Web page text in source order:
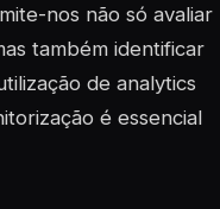
nos não só avaliar
também identificar
de analytics
é essencial